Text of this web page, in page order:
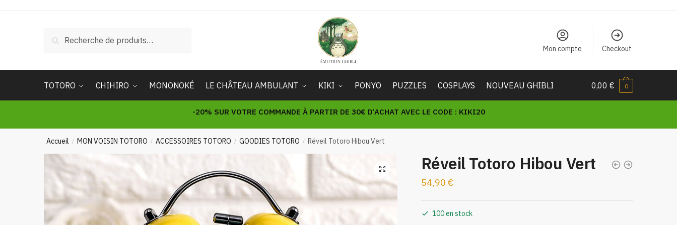
pour :
Recherche
Mon compte Checkout
TOTORO CHIHIRO MONONOKÉ LE CHÂTEAU AMBULANT KIKI PONYO PUZZLES COSPLAYS NOUVEAU GHIBLI 0,00€ 0
-20% SUR VOTRE COMMANDE À PARTIR DE 30€ D’ACHAT AVEC LE CODE : KIKI20
Accueil / MON VOISIN TOTORO / ACCESSOIRES TOTORO / GOODIES TOTORO / Réveil Totoro Hibou Vert
🔍 Réveil Totoro Hibou Vert
54,90 €
100 en stock